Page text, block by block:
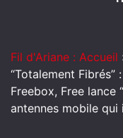
Fil d'Ariane : Accueil
“Totalement
Freebox, Free lance
antennes mobile qui